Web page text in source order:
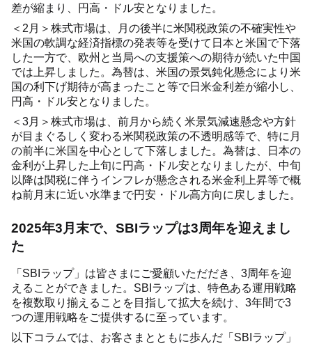
差が縮まり、円高・ドル安となりました。
＜2月＞株式市場は、月の後半に米関税政策の不確実性や
米国の軟調な経済指標の発表等を受けて日本と米国で下落
した一方で、欧州と当局への支援策への期待が続いた中国
では上昇しました。為替は、米国の景気鈍化懸念により米
国の利下げ期待が高まったこと等で日米金利差が縮小し、
円高・ドル安となりました。
＜3月＞株式市場は、前月から続く米景気減速懸念や方針
が目まぐるしく変わる米関税政策の不透明感等で、特に月
の前半に米国を中心として下落しました。為替は、日本の
金利が上昇した上旬に円高・ドル安となりましたが、中旬
以降は関税に伴うインフレが懸念される米金利上昇等で概
ね前月末に近い水準まで円安・ドル高方向に戻しました。
2025年3月末で、SBIラップは3周年を迎えまし
た
「SBIラップ」は皆さまにご愛顧いただだき、3周年を迎
えることができました。SBIラップは、特色ある運用戦略
を複数取り揃えることを目指して拡大を続け、3年間で3
つの運用戦略をご提供するに至っています。
以下コラムでは、お客さまとともに歩んだ「SBIラップ」